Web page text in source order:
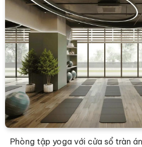
Phòng tập yoga với cửa sổ tràn